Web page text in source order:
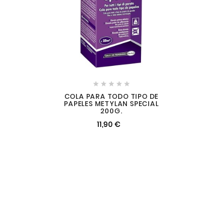
    
COLA PARA TODO TIPO DE
PAPELES METYLAN SPECIAL
200G.
11,90 €